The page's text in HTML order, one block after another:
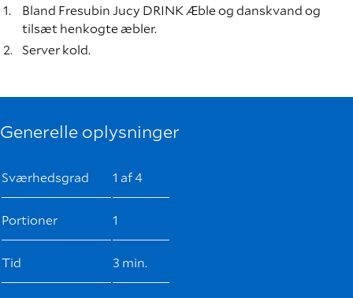
Bland Fresubin Jucy DRINK Æble og danskvand og
tilsæt henkogte æbler.
Server kold.
Generelle oplysninger
Sværhedsgrad 1 af 4
Portioner 1
Tid 3 min.